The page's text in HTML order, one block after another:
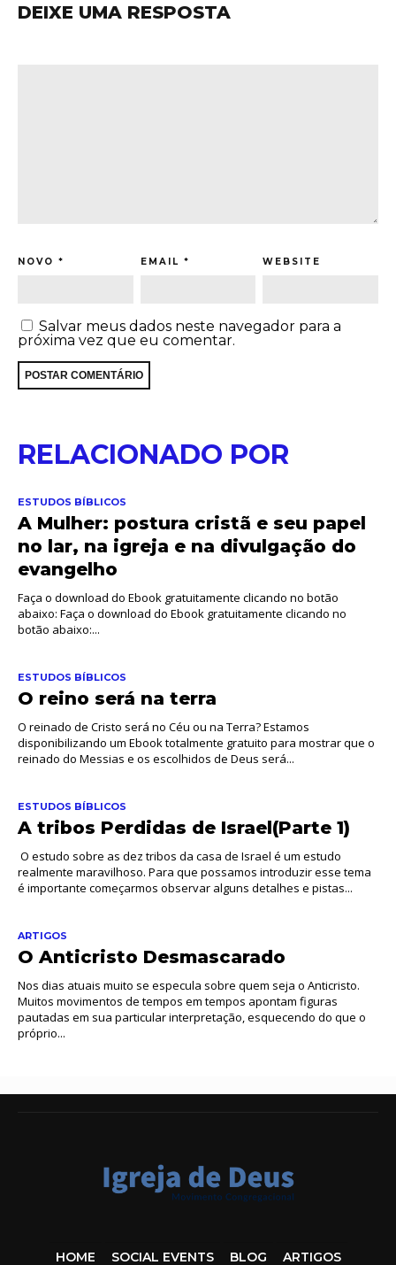
DEIXE UMA RESPOSTA
NOVO * EMAIL * WEBSITE
Salvar meus dados neste navegador para a
próxima vez que eu comentar.
RELACIONADO POR
ESTUDOS BÍBLICOS
A Mulher: postura cristã e seu papel
no lar, na igreja e na divulgação do
evangelho
Faça o download do Ebook gratuitamente clicando no botão
abaixo: Faça o download do Ebook gratuitamente clicando no
botão abaixo:...
ESTUDOS BÍBLICOS
O reino será na terra
O reinado de Cristo será no Céu ou na Terra? Estamos
disponibilizando um Ebook totalmente gratuito para mostrar que o
reinado do Messias e os escolhidos de Deus será...
ESTUDOS BÍBLICOS
A tribos Perdidas de Israel(Parte 1)
O estudo sobre as dez tribos da casa de Israel é um estudo
realmente maravilhoso. Para que possamos introduzir esse tema
é importante começarmos observar alguns detalhes e pistas...
ARTIGOS
O Anticristo Desmascarado
Nos dias atuais muito se especula sobre quem seja o Anticristo.
Muitos movimentos de tempos em tempos apontam figuras
pautadas em sua particular interpretação, esquecendo do que o
próprio...
HOME SOCIAL EVENTS BLOG ARTIGOS